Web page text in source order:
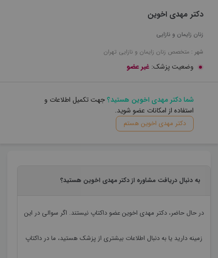
دکتر مهدی اخوین
زنان زایمان و نازایی
شهر : متخصص زنان زایمان و نازایی تهران
وضعیت پزشک: غیر عضو
شما دکتر مهدی اخوین هستید؟جهت تکمیل اطلاعات و
استفاده از امکانات عضو شوید.
دکتر مهدی اخوین هستم
به دنبال دریافت مشاوره از دکتر مهدی اخوین هستید؟
در حال حاضر،دکتر مهدی اخوینعضو داکتاپ نیستند. اگر سوالی در این
زمینه دارید یا به دنبال اطلاعات بیشتری از پزشک هستید، ما در داکتاپ